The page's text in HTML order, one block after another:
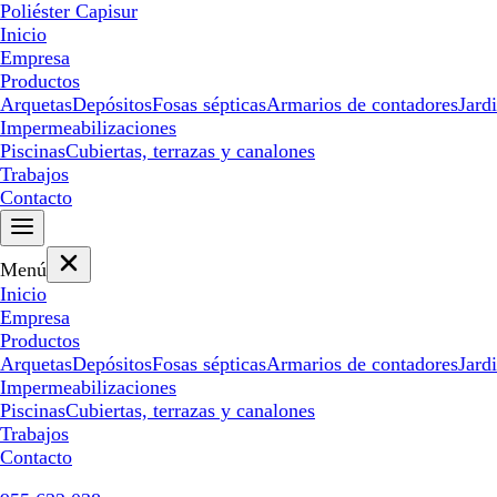
Poliéster Capisur
Inicio
Empresa
Productos
ArquetasDepósitosFosas sépticasArmarios de contadores
Impermeabilizaciones
PiscinasCubiertas, terrazas y canalones
Trabajos
Contacto
Menú
Inicio
Empresa
Productos
ArquetasDepósitosFosas sépticasArmarios de contadores
Impermeabilizaciones
PiscinasCubiertas, terrazas y canalones
Trabajos
Contacto